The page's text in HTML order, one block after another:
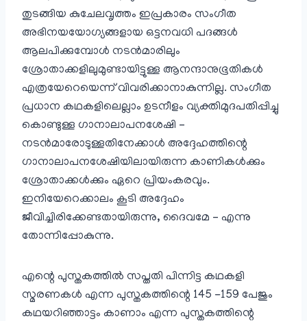
തുടങ്ങിയ കുചേലവൃത്തം ഇപ്രകാരം സംഗീത
അഭിനയയോഗ്യങ്ങളായ ഒട്ടനവധി പദങ്ങൾ
ആലപിക്കുമ്പോൾ നടൻമാരിലും
ശ്രോതാക്കളിലുമുണ്ടായിട്ടുള്ള ആനന്ദാനുഭൂതികൾ
എത്രയേറെയെന്ന് വിവരിക്കാനാകുന്നില്ല. സംഗീത
പ്രധാന കഥകളിലെല്ലാം ഉടനീളം വ്യക്തിമുദപതിപ്പിച്ചു
കൊണ്ടുള്ള ഗാനാലാപനശേഷി –
നടൻമാരോടുള്ളതിനേക്കാൾ അദ്ദേഹത്തിന്റെ
ഗാനാലാപനശേഷിയിലായിരുന്ന കാണികൾക്കും
ശ്രോതാക്കൾക്കും ഏറെ പ്രിയംകരവും.
ഇനിയേറെക്കാലം കൂടി അദ്ദേഹം
ജീവിച്ചിരിക്കേണ്ടതായിരുന്നു, ദൈവമേ – എന്നു
തോന്നിപ്പോകുന്നു.
എന്റെ പുസ്തകത്തിൽ സപ്തതി പിന്നിട്ട കഥകളി
സ്മരണകൾ എന്ന പുസ്തകത്തിന്റെ 145 -159 പേജും
കഥയറിഞ്ഞാട്ടം കാണാം എന്ന പുസ്തകത്തിന്റെ